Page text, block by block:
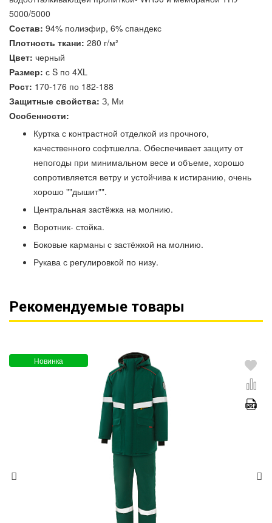
5000/5000
Состав: 94% полиэфир, 6% спандекс
Плотность ткани: 280 г/м²
Цвет: черный
Размер: с S по 4XL
Рост: 170-176 по 182-188
Защитные свойства: З, Ми
Особенности:
Куртка с контрастной отделкой из прочного,
качественного софтшелла. Обеспечивает защиту от
непогоды при минимальном весе и объеме, хорошо
сопротивляется ветру и устойчива к истиранию, очень
хорошо ""дышит"".
Центральная застёжка на молнию.
Воротник- стойка.
Боковые карманы с застёжкой на молнию.
Рукава с регулировкой по низу.
Рекомендуемые товары
Новинка